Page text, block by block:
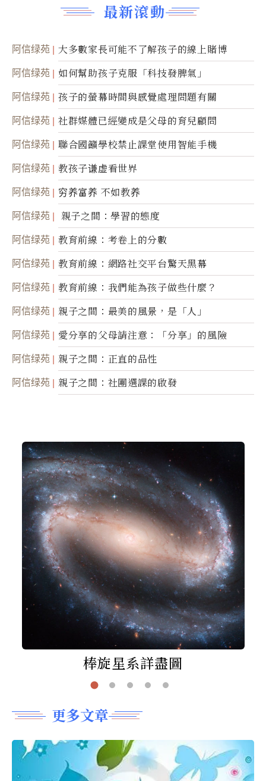
最新滾動
阿信绿苑 大多數家長可能不了解孩子的線上賭博
阿信绿苑 如何幫助孩子克服「科技發脾氣」
阿信绿苑 孩子的螢幕時間與感覺處理問題有關
阿信绿苑 社群媒體已經變成是父母的育兒顧問
阿信绿苑 聯合國籲學校禁止課堂使用智能手機
阿信绿苑 教孩子谦虚看世界
阿信绿苑 穷养富养 不如教养
阿信绿苑 親子之間：學習的態度
阿信绿苑 教育前線：考卷上的分數
阿信绿苑 教育前線：網路社交平台驚天黑幕
阿信绿苑 教育前線：我們能為孩子做些什麼？
阿信绿苑 親子之間：最美的風景，是「人」
阿信绿苑 愛分享的父母請注意：「分享」的風險
阿信绿苑 親子之間：正直的品性
阿信绿苑 親子之間：社團選課的啟發
棒旋星系詳盡圖
更多文章